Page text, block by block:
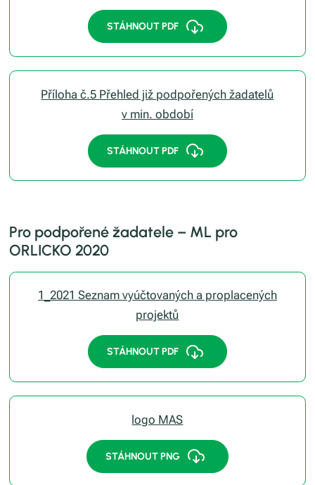
STÁHNOUT PDF
Příloha č.5 Přehled již podpořených žadatelů
v min. období
STÁHNOUT PDF
Pro podpořené žadatele – ML pro
ORLICKO 2020
1_2021 Seznam vyúčtovaných a proplacených
projektů
STÁHNOUT PDF
logo MAS
STÁHNOUT PNG